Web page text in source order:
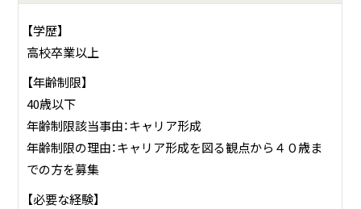
だいています。
【学歴】
高校卒業以上
【年齢制限】
40歳以下
年齢制限該当事由：キャリア形成
年齢制限の理由：キャリア形成を図る観点から４０歳ま
での方を募集
【必要な経験】